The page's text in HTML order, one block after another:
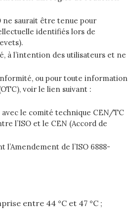
ne saurait être tenue pour
identifiés lors de
à l’intention des utilisateurs et ne
ou pour toute information
voir le lien suivant :
le comité technique CEN/TC
l’ISO et le CEN (Accord de
de l’ISO 6888-
entre 44 °C et 47 °C ;